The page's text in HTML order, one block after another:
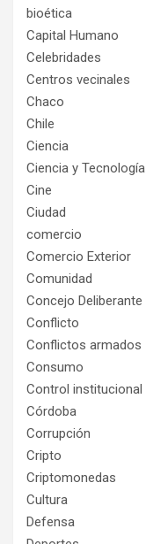
bioética
Capital Humano
Celebridades
Centros vecinales
Chaco
Chile
Ciencia
Ciencia y Tecnología
Cine
Ciudad
comercio
Comercio Exterior
Comunidad
Concejo Deliberante
Conflicto
Conflictos armados
Consumo
Control institucional
Córdoba
Corrupción
Cripto
Criptomonedas
Cultura
Defensa